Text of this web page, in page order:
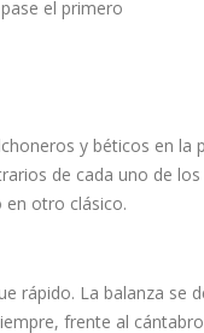
y béticos en la
de cada uno de
en otro clásico.
rápido. La balanza se
frente al